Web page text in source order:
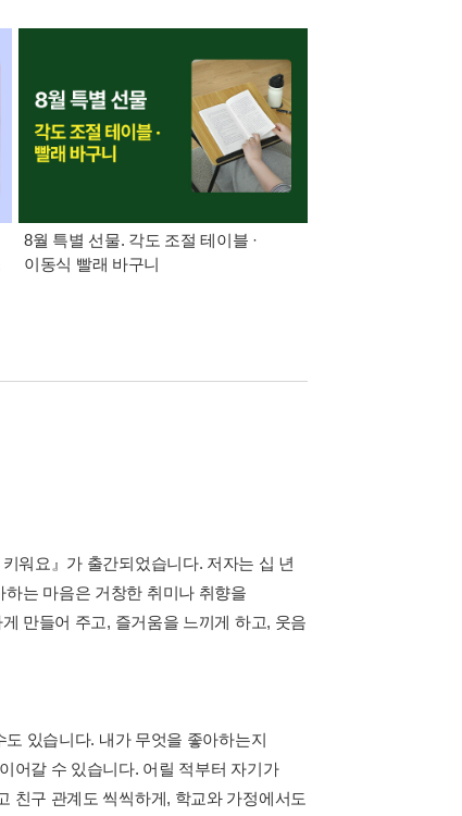
8월 특별 선물. 각도 조절 테이블 ·
이동식 빨래 바구니
워요』가 출간되었습니다. 저자는 십 년
는 마음은 거창한 취미나 취향을
만들어 주고, 즐거움을 느끼게 하고, 웃음
있습니다. 내가 무엇을 좋아하는지
어갈 수 있습니다. 어릴 적부터 자기가
친구 관계도 씩씩하게, 학교와 가정에서도